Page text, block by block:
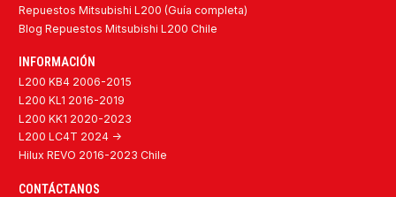
Repuestos Mitsubishi L200 (Guía completa)
Blog Repuestos Mitsubishi L200 Chile
INFORMACIÓN
L200 KB4 2006-2015
L200 KL1 2016-2019
L200 KK1 2020-2023
L200 LC4T 2024 ->
Hilux REVO 2016-2023 Chile
CONTÁCTANOS